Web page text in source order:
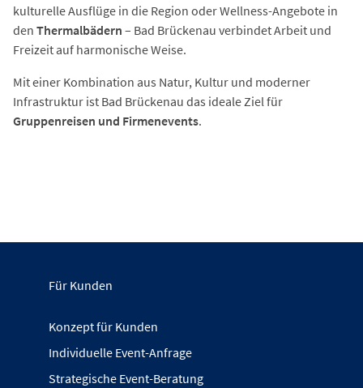
kulturelle Ausflüge in die Region oder Wellness-Angebote in
den Thermalbädern – Bad Brückenau verbindet Arbeit und
Freizeit auf harmonische Weise.
Mit einer Kombination aus Natur, Kultur und moderner
Infrastruktur ist Bad Brückenau das ideale Ziel für
Gruppenreisen und Firmenevents.
Für Kunden
Konzept für Kunden
Individuelle Event-Anfrage
Strategische Event-Beratung